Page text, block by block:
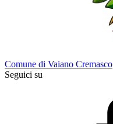
Comune di Vaiano Cremasco
Seguici su